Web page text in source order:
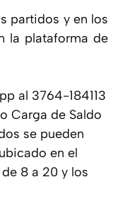
partidos y en los
la plataforma de
al 3764-184113
Carga de Saldo
se pueden
en el
8 a 20 y los